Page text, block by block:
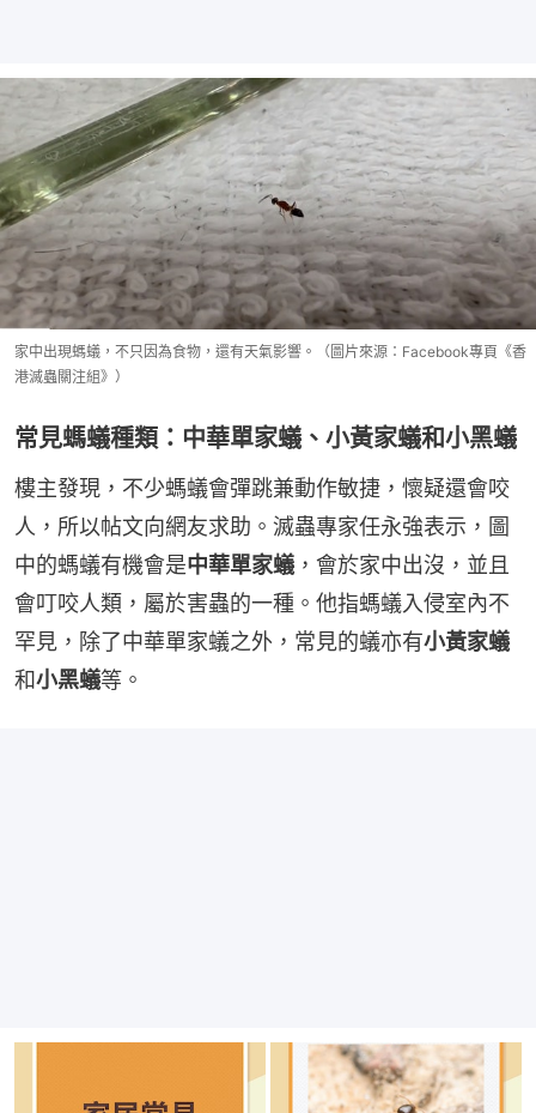
家中出現螞蟻，不只因為食物，還有天氣影響。（圖片來源：Facebook專頁《香
港滅蟲關注組》）
常見螞蟻種類：中華單家蟻、小黃家蟻和小黑蟻
樓主發現，不少螞蟻會彈跳兼動作敏捷，懷疑還會咬
人，所以帖文向網友求助。滅蟲專家任永強表示，圖
中的螞蟻有機會是中華單家蟻 ，會於家中出沒，並且
會叮咬人類，屬於害蟲的一種。他指螞蟻入侵室內不
罕見，除了中華單家蟻之外，常見的蟻亦有小黃家蟻
和小黑蟻等。